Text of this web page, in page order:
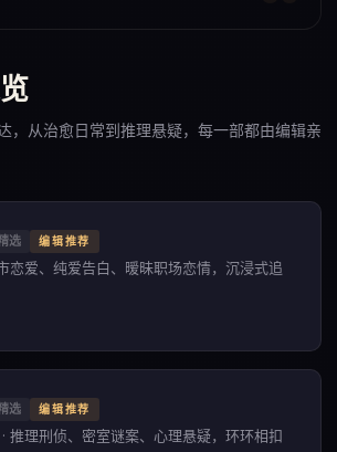
，从治愈日常到推理悬疑，每一部都由编辑亲
选 编辑推荐
恋爱、纯爱告白、暧昧职场恋情，沉浸式追
选 编辑推荐
推理刑侦、密室谜案、心理悬疑，环环相扣